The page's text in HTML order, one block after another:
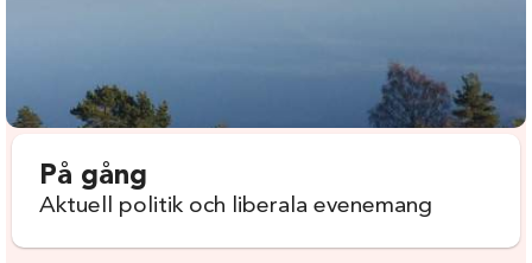
På gång
Aktuell politik och liberala evenemang